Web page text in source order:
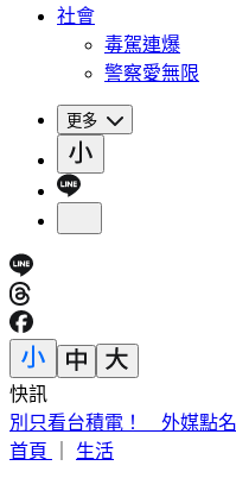
社會
毒駕連爆
警察愛無限
更多
快訊
白海豚暴風圈縮小！掃過
首頁
生活